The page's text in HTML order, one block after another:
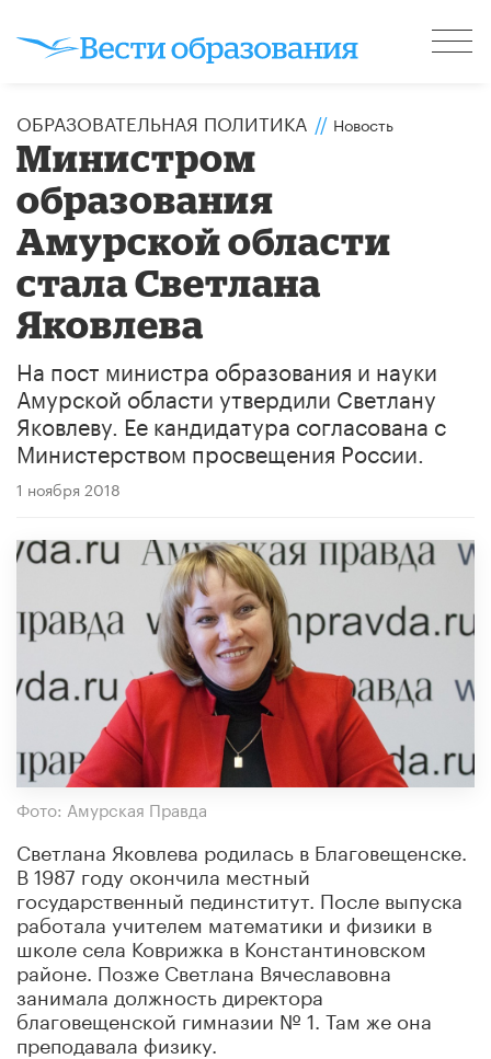
ОБРАЗОВАТЕЛЬНАЯ ПОЛИТИКА // Новость
Министром
образования
Амурской области
стала Светлана
Яковлева
На пост министра образования и науки
Амурской области утвердили Светлану
Яковлеву. Ее кандидатура согласована с
Министерством просвещения России.
1 ноября 2018
Фото: Амурская Правда
Светлана Яковлева родилась в Благовещенске.
В 1987 году окончила местный
государственный пединститут. После выпуска
работала учителем математики и физики в
школе села Коврижка в Константиновском
районе. Позже Светлана Вячеславовна
занимала должность директора
благовещенской гимназии № 1. Там же она
преподавала физику.